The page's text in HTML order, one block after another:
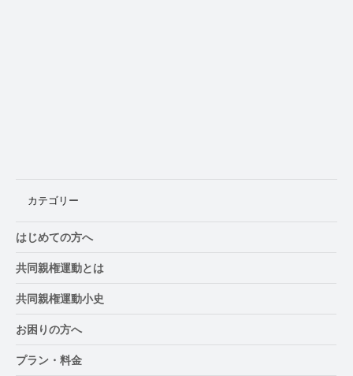
カテゴリー
はじめての方へ
共同親権運動とは
共同親権運動小史
お困りの方へ
プラン・料金